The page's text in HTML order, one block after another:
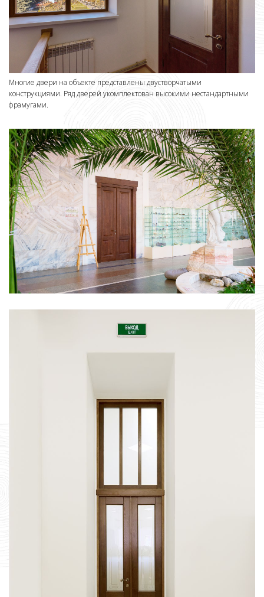
Многие двери на объекте представлены двустворчатыми
конструкциями. Ряд дверей укомплектован высокими нестандартными
фрамугами.